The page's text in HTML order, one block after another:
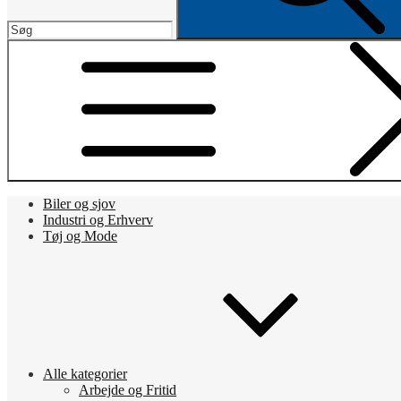
Biler og sjov
Industri og Erhverv
Tøj og Mode
Alle kategorier
Arbejde og Fritid